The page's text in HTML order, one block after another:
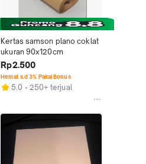
Kertas samson plano coklat
ukuran 90x120cm
Rp2.500
Hemat s.d 3% Pakai Bonus
5.0 250+ terjual